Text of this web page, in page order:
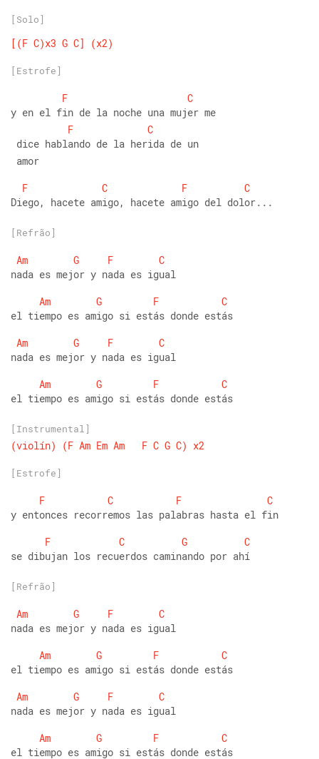
[Solo]
[(F C)x3 G C] (x2)
[Estrofe]
F
C
y en el fin de la noche una mujer me
F
C
dice hablando de la herida de un
amor
F
C F
C
Diego, hacete amigo, hacete amigo del dolor...
[Refrão]
Am G F
C
nada es mejor y nada es igual
Am
G F
C
el tiempo es amigo si estás donde estás
Am
G F
C
nada es mejor y nada es igual
Am
G F
C
el tiempo es amigo si estás donde estás
[Instrumental]
(violín) (F Am Em Am F C G C) x2
[Estrofe]
F C F
C
y entonces recorremos las palabras hasta el fin
F
C G
C
se dibujan los recuerdos caminando por ahí
[Refrão]
Am G F
C
nada es mejor y nada es igual
Am
G F
C
el tiempo es amigo si estás donde estás
Am
G F
C
nada es mejor y nada es igual
Am
G F
C
el tiempo es amigo si estás donde estás